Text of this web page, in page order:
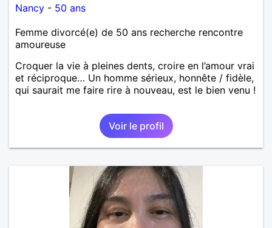
Nancy - 50 ans
Femme divorcé(e) de 50 ans recherche rencontre
amoureuse
Croquer la vie à pleines dents, croire en l’amour vrai
et réciproque… Un homme sérieux, honnête / fidèle,
qui saurait me faire rire à nouveau, est le bien venu !
Voir le profil